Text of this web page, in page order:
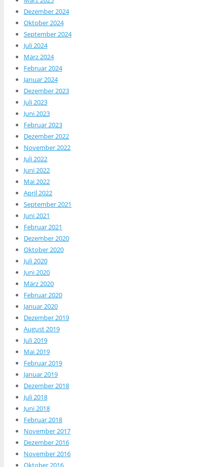
Dezember 2024
Oktober 2024
September 2024
Juli 2024
März 2024
Februar 2024
Januar 2024
Dezember 2023
Juli 2023
Juni 2023
Februar 2023
Dezember 2022
November 2022
Juli 2022
Juni 2022
Mai 2022
April 2022
September 2021
Juni 2021
Februar 2021
Dezember 2020
Oktober 2020
Juli 2020
Juni 2020
März 2020
Februar 2020
Januar 2020
Dezember 2019
August 2019
Juli 2019
Mai 2019
Februar 2019
Januar 2019
Dezember 2018
Juli 2018
Juni 2018
Februar 2018
November 2017
Dezember 2016
November 2016
Oktober 2016